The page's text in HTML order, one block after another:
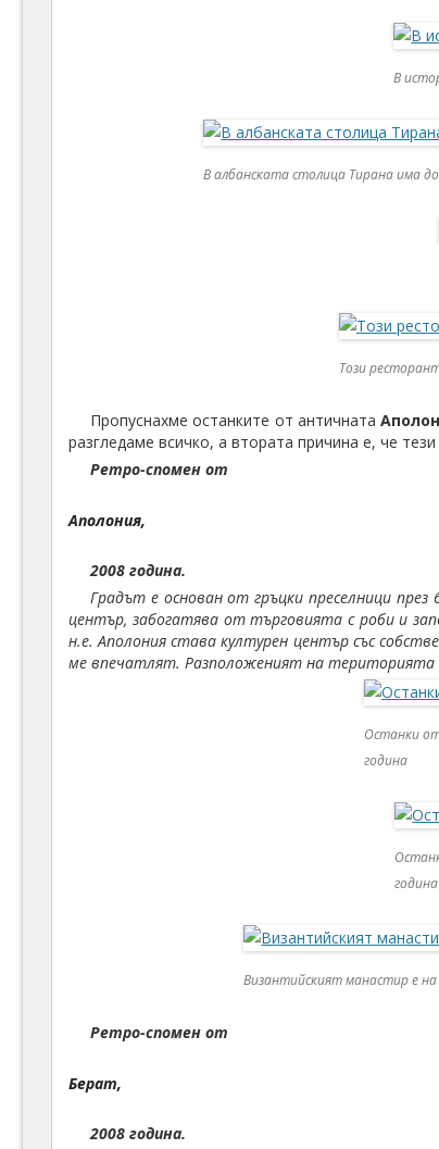
В
В албанската столица Тирана има
Този
Пропуснахме останките от античната
разгледаме всичко, а втората причина е, че
Ретро-спомен от
Аполония,
2008 година.
Градът е основан от гръцки преселници
център, забогатява от търговията с роби и
н.е. Аполония става културен център със
ме впечатлят. Разположеният на територията
Останки
година
година
Византийският манастир е
Ретро-спомен от
Берат,
2008 година.